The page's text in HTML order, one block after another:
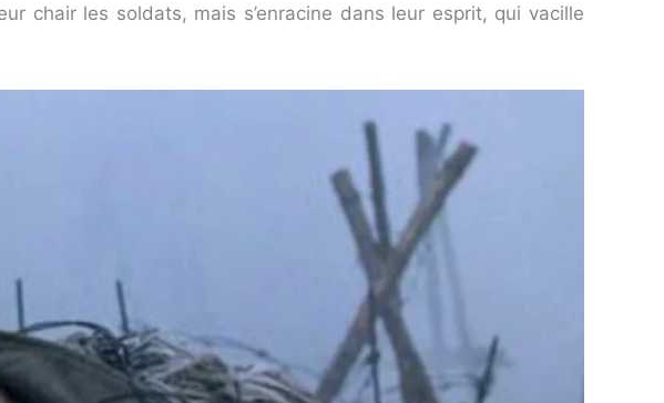
chair les soldats, mais s’enracine dans leur esprit, qui vacille